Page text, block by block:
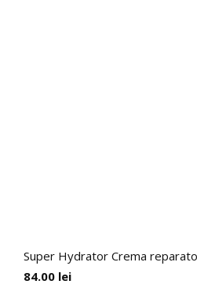
Super Hydrator Crema
84.00 lei